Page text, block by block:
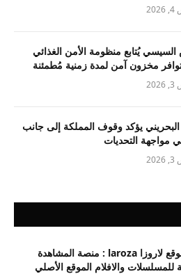
السيسي يُتابع منظومة الأمن الغذائي
مخزون آمن لمدة زمنية مُطمئنة
البحريني يؤكد وقوف المملكة إلى جانب
مواجهة التحديات
رابط موقع لاروزا laroza : منصة المشاهدة
للمسلسلات والافلام الموقع الأصلي